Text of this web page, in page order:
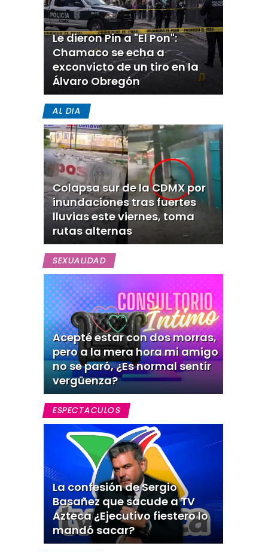
Le dieron Pin a "El Pon":
Chamaco se echa a
exconvicto de un tiro en la
Álvaro Obregón
AL DIA
Colapsa sur de la CDMX por
inundaciones tras fuertes
lluvias este viernes, toma
rutas alternas
SEXUALIDAD
Acepté estar con dos morras,
pero a la mera hora mi amigo
no se paró, ¿Es normal sentir
vergüenza?
ESPECTACULOS
La confesión de Sergio
Basañez que sacude a TV
Azteca ¿Ejecutivo fiestero lo
mandó sacar?